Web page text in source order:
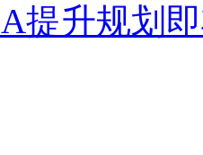
提升规划